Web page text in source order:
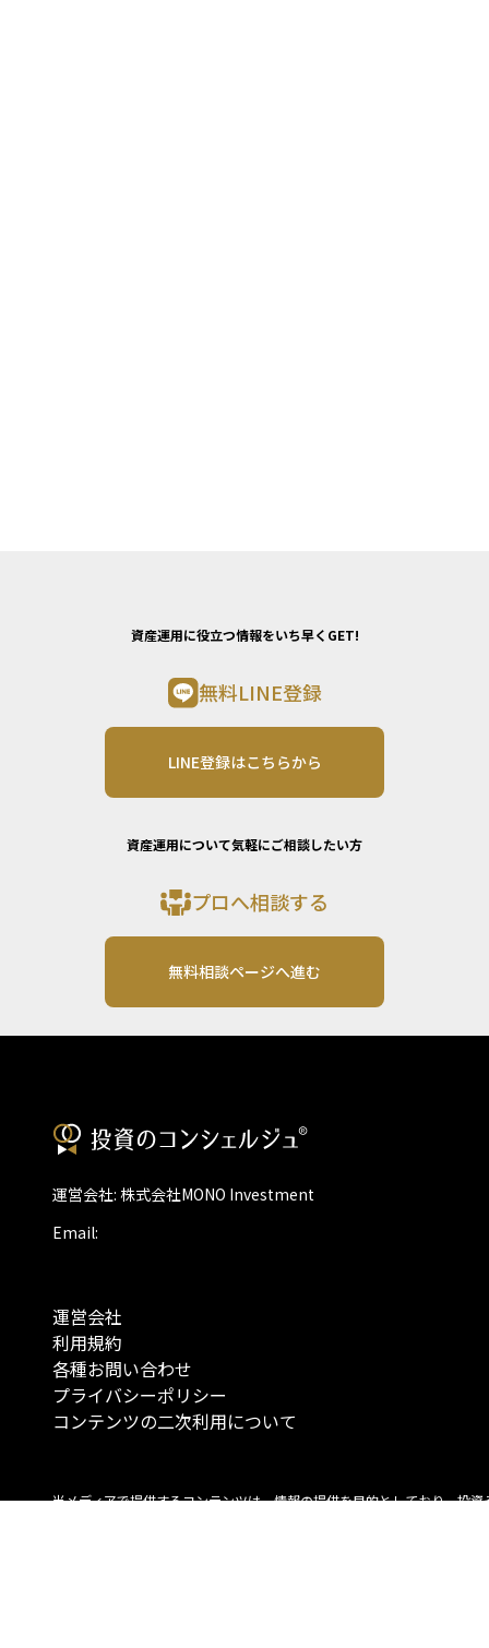
資産運用に役立つ情報をいち早くGET!
無料LINE登録
LINE登録はこちらから
資産運用について気軽にご相談したい方
プロへ相談する
無料相談ページへ進む
運営会社: 株式会社MONO Investment
Email:
運営会社
利用規約
各種お問い合わせ
プライバシーポリシー
コンテンツの二次利用について
当メディアで提供するコンテンツは、情報の提供を目的としており、投資